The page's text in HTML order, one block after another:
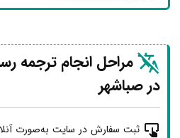
مراحل انجام ترجمه
در صباشهر
ثبت سفارش در سایت به‌صورت